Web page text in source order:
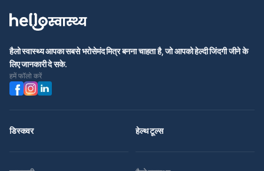
हैलो स्वास्थ्य आपका सबसे भरोसेमंद मित्र बनना चाहता है, जो आपको हेल्दी जिंदगी जीने के
लिए जानकारी दे सके.
हमें फॉलो करें
डिस्कवर हेल्थ टूल्स